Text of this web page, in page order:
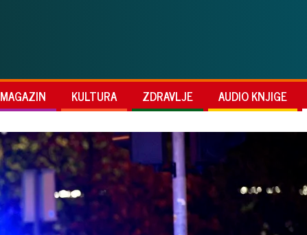
MAGAZIN KULTURA ZDRAVLJE AUDIO KNJIGE